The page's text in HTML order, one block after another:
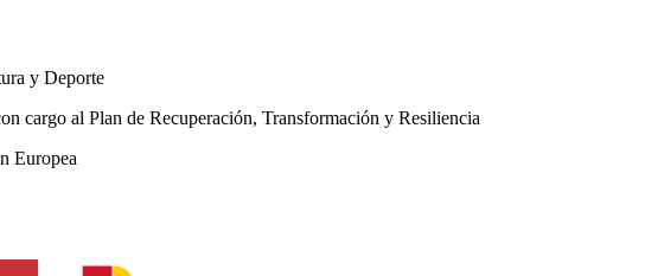
y Deporte
cargo al Plan de Recuperación, Transformación y Resiliencia
Europea